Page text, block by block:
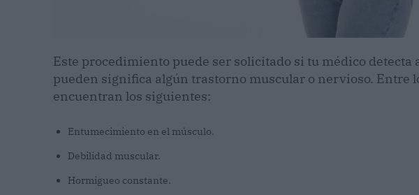
Este procedimiento puede ser solicitado si tu médico detecta
pueden significa algún trastorno muscular o nervioso. Entre
encuentran los siguientes:
Entumecimiento en el músculo.
Debilidad muscular.
Hormigueo constante.